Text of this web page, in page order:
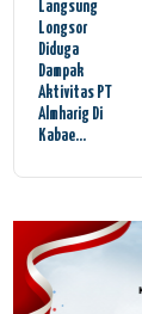
Langsung
Longsor
Diduga
Dampak
Aktivitas PT
Almharig Di
Kabae…